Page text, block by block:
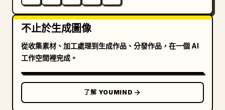
不止於生成圖像
從收集素材、加工處理到生成作品、分發作品，在一個 AI
工作空間裡完成。
了解 YOUMIND